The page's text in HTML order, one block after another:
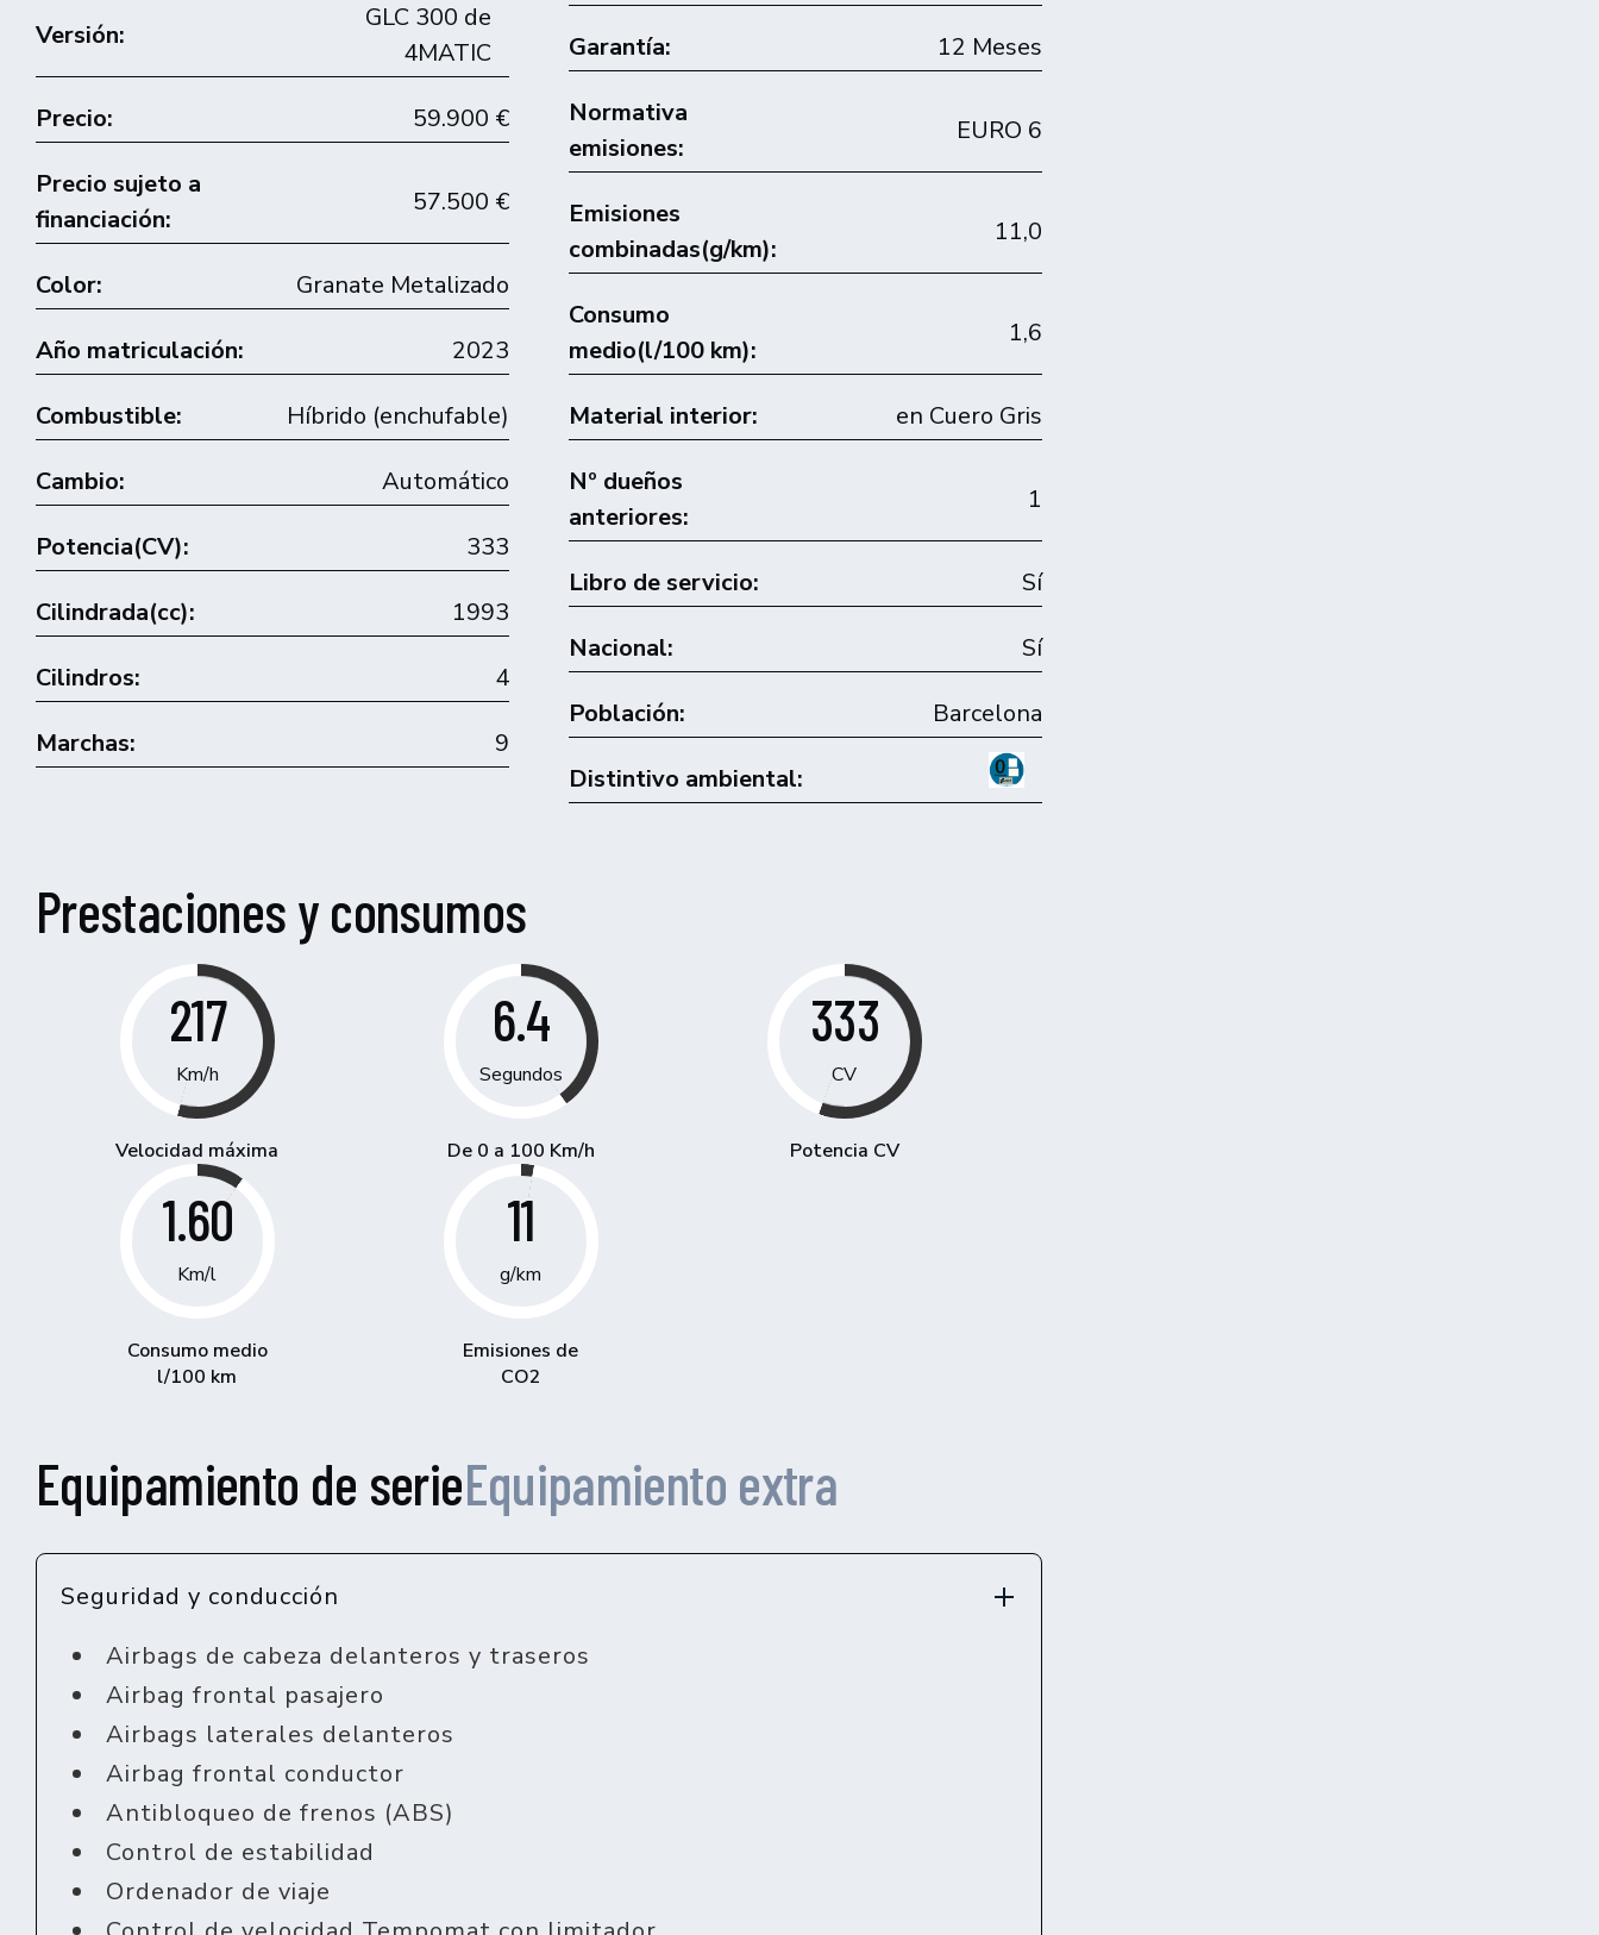
Versión:
GLC 300 de
4MATIC
Precio: 59.900 €
Precio sujeto a
financiación:
57.500 €
Color: Granate Metalizado
Año matriculación: 2023
Combustible: Híbrido (enchufable)
Cambio: Automático
Potencia(CV): 333
Cilindrada(cc): 1993
Cilindros: 4
Marchas: 9
Garantía: 12 Meses
Normativa
emisiones:
EURO 6
Emisiones
combinadas(g/km):
11,0
Consumo
medio(l/100 km):
1,6
Material interior: en Cuero Gris
Nº dueños
anteriores:
1
Libro de servicio: Sí
Nacional: Sí
Población: Barcelona
Distintivo ambiental:
Prestaciones y consumos
217
Km/h
Velocidad máxima
6.4
Segundos
De 0 a 100 Km/h
333
CV
Potencia CV
1.60
Km/l
Consumo medio
l/100 km
11
g/km
Emisiones de
CO2
Equipamiento de serieEquipamiento extra
Seguridad y conducción
Airbags de cabeza delanteros y traseros
Airbag frontal pasajero
Airbags laterales delanteros
Airbag frontal conductor
Antibloqueo de frenos (ABS)
Control de estabilidad
Ordenador de viaje